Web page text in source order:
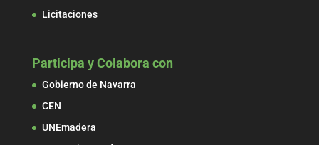
Licitaciones
Participa y Colabora con
Gobierno de Navarra
CEN
UNEmadera